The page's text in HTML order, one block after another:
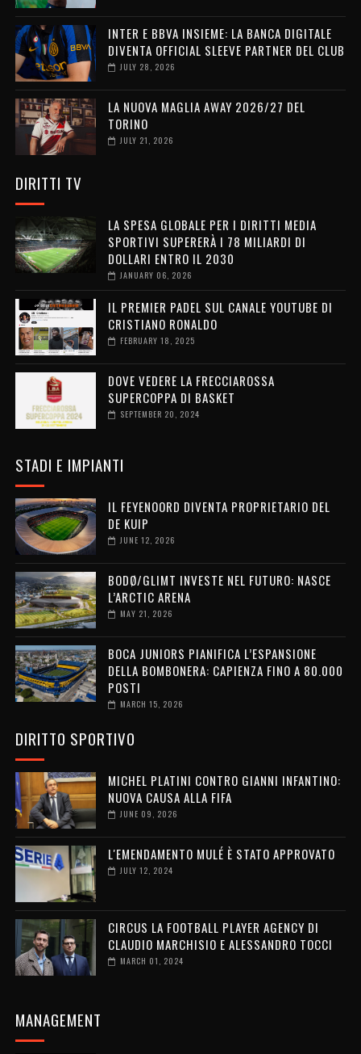
INTER E BBVA INSIEME: LA BANCA DIGITALE
DIVENTA OFFICIAL SLEEVE PARTNER DEL CLUB
JULY 28, 2026
LA NUOVA MAGLIA AWAY 2026/27 DEL
TORINO
JULY 21, 2026
DIRITTI TV
LA SPESA GLOBALE PER I DIRITTI MEDIA
SPORTIVI SUPERERÀ I 78 MILIARDI DI
DOLLARI ENTRO IL 2030
JANUARY 06, 2026
IL PREMIER PADEL SUL CANALE YOUTUBE DI
CRISTIANO RONALDO
FEBRUARY 18, 2025
DOVE VEDERE LA FRECCIAROSSA
SUPERCOPPA DI BASKET
SEPTEMBER 20, 2024
STADI E IMPIANTI
IL FEYENOORD DIVENTA PROPRIETARIO DEL
DE KUIP
JUNE 12, 2026
BODØ/GLIMT INVESTE NEL FUTURO: NASCE
L’ARCTIC ARENA
MAY 21, 2026
BOCA JUNIORS PIANIFICA L’ESPANSIONE
DELLA BOMBONERA: CAPIENZA FINO A 80.000
POSTI
MARCH 15, 2026
DIRITTO SPORTIVO
MICHEL PLATINI CONTRO GIANNI INFANTINO:
NUOVA CAUSA ALLA FIFA
JUNE 09, 2026
L'EMENDAMENTO MULÉ È STATO APPROVATO
JULY 12, 2024
CIRCUS LA FOOTBALL PLAYER AGENCY DI
CLAUDIO MARCHISIO E ALESSANDRO TOCCI
MARCH 01, 2024
MANAGEMENT